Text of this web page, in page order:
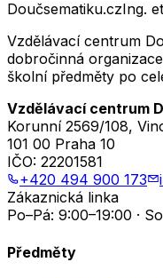
Doučsematiku.czIng.
Vzdělávací centrum
dobročinná
školní předměty po
Vzdělávací centrum
Korunní 2569/108,
101 00 Praha 10
IČO: 22201581
+420 494 900 173
Zákaznická linka
Po–Pá: 9:00–19:00 ·
Předměty